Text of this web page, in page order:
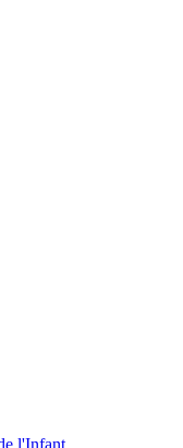
l'Infant